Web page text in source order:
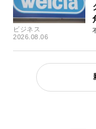
ビジネス
2026.08.06